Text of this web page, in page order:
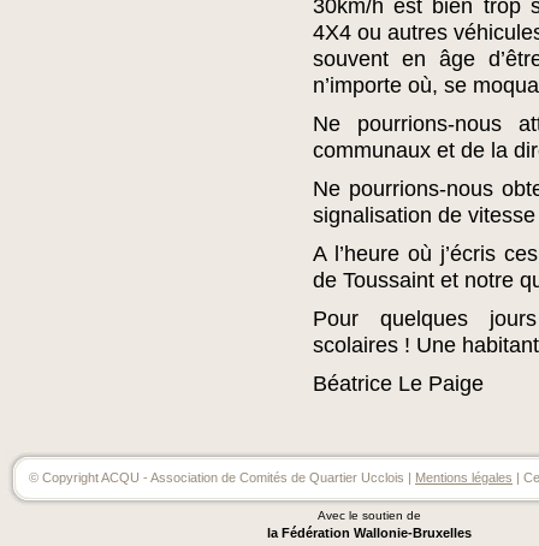
30km/h est bien trop
4X4 ou autres
souvent en âge
n’importe où, se
Ne pourrions-nous
communaux et de la
Ne pourrions-nous
signalisation de
A l’heure où j’écris
de Toussaint et notre
Pour quelques
scolaires ! Une
Béatrice Le Paige
© Copyright ACQU - Association de Comités de Quartier Ucclois | Mentions légales |
Avec le soutien de
la Fédération Wallonie-Bruxelles